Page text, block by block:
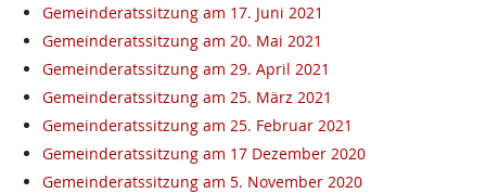
Gemeinderatssitzung am 17. Juni 2021
Gemeinderatssitzung am 20. Mai 2021
Gemeinderatssitzung am 29. April 2021
Gemeinderatssitzung am 25. März 2021
Gemeinderatssitzung am 25. Februar 2021
Gemeinderatssitzung am 17 Dezember 2020
Gemeinderatssitzung am 5. November 2020